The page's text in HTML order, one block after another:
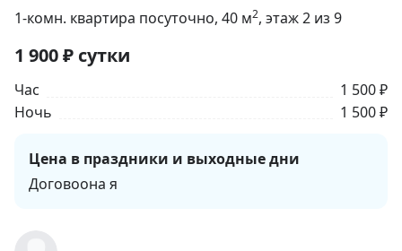
4
1-комн. квартира посуточно, 40 м2, этаж 2 из 9
1 900₽ сутки
Час
1 500 ₽
Ночь
1 500 ₽
Цена в праздники и выходные дни
Договоона я